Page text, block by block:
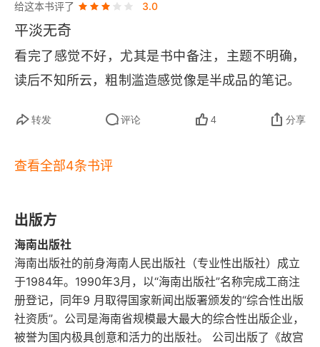
31 公元1905年激素与内分泌学
32 公元1907年“伤寒玛丽”——最臭名昭著的厨师
33 公元1909年埃利希的“灵丹妙药”与化疗
37 公元1939—1955年挽救了美国总统生命的老鼠
38 公元1944年发现DNA
39 公元1945年污水里的神奇药物
40 公元1945年用香肠肠衣、洗衣机和果汁罐拯救
给这本书评了 3.0
平淡无奇
看完了感觉不好，尤其是书中备注，主题不明确，
读后不知所云，粗制滥造感觉像是半成品的笔记。
转发 评论 4 分享
查看全部4条书评
出版方
海南出版社
海南出版社的前身海南人民出版社（专业性出版社）成立
于1984年。1990年3月，以“海南出版社”名称完成工商注
册登记，同年9 月取得国家新闻出版署颁发的“综合性出版
社资质”。公司是海南省规模最大最大的综合性出版企业，
被誉为国内极具创意和活力的出版社。 公司出版了《故宫